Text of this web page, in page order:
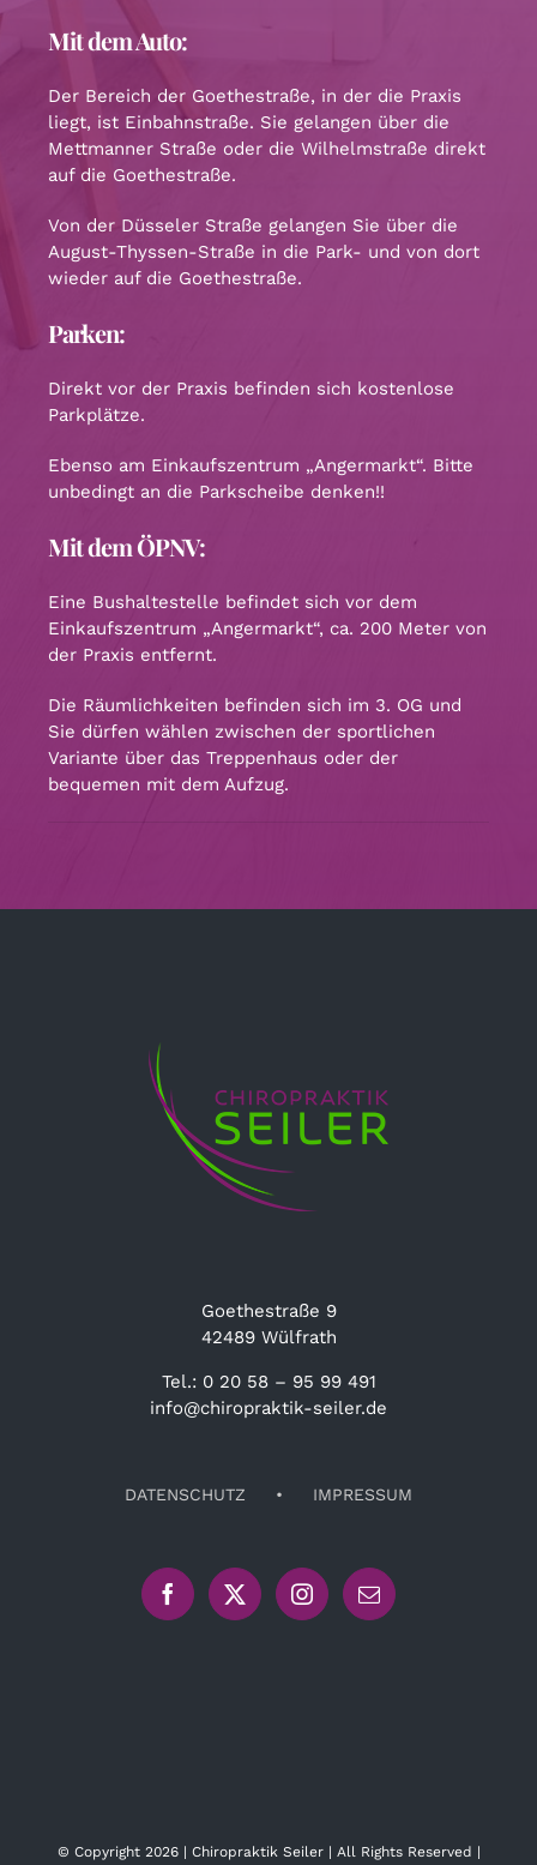
Mit dem Auto:
Der Bereich der Goethestraße, in der die Praxis
liegt, ist Einbahnstraße. Sie gelangen über die
Mettmanner Straße oder die Wilhelmstraße direkt
auf die Goethestraße.
Von der Düsseler Straße gelangen Sie über die
August-Thyssen-Straße in die Park- und von dort
wieder auf die Goethestraße.
Parken:
Direkt vor der Praxis befinden sich kostenlose
Parkplätze.
Ebenso am Einkaufszentrum „Angermarkt“. Bitte
unbedingt an die Parkscheibe denken!!
Mit dem ÖPNV:
Eine Bushaltestelle befindet sich vor dem
Einkaufszentrum „Angermarkt“, ca. 200 Meter von
der Praxis entfernt.
Die Räumlichkeiten befinden sich im 3. OG und
Sie dürfen wählen zwischen der sportlichen
Variante über das Treppenhaus oder der
bequemen mit dem Aufzug.
Goethestraße 9
42489 Wülfrath
Tel.: 0 20 58 – 95 99 491
info@chiropraktik-seiler.de
DATENSCHUTZ IMPRESSUM
© Copyright 2026 | Chiropraktik Seiler | All Rights Reserved |